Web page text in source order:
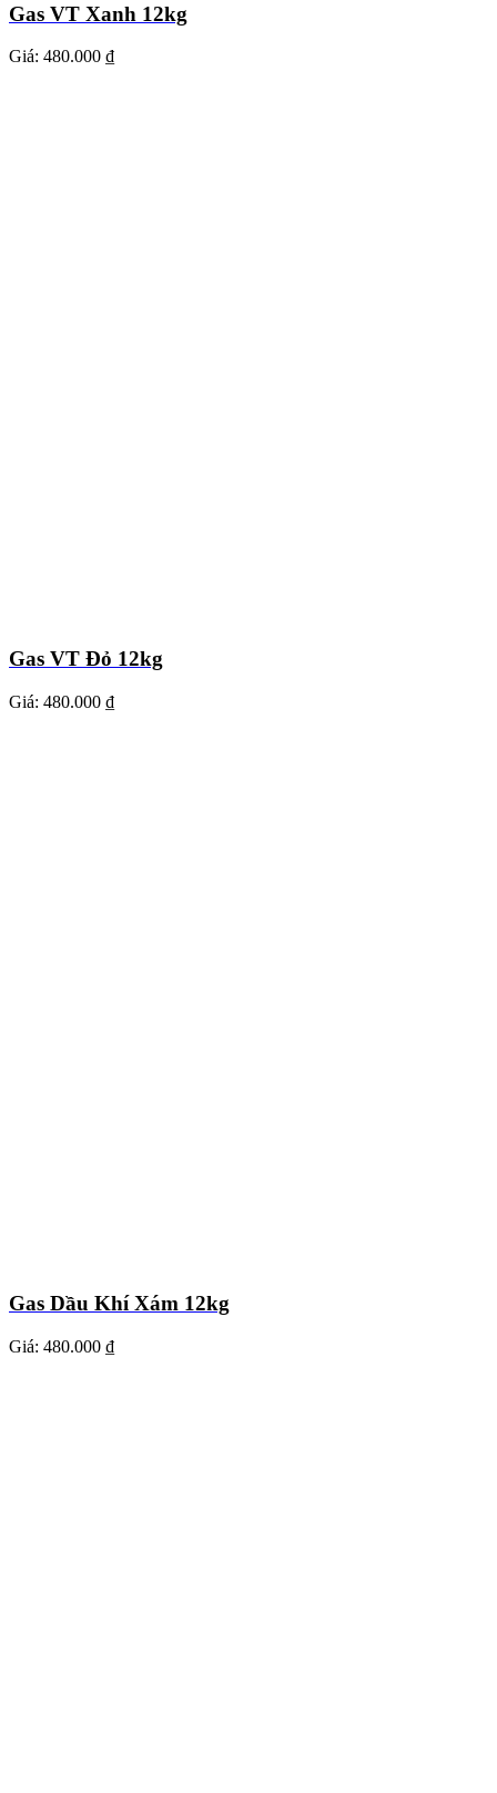
Gas VT Xanh 12kg
Giá: 480.000 ₫
Gas VT Đỏ 12kg
Giá: 480.000 ₫
Gas Dầu Khí Xám 12kg
Giá: 480.000 ₫